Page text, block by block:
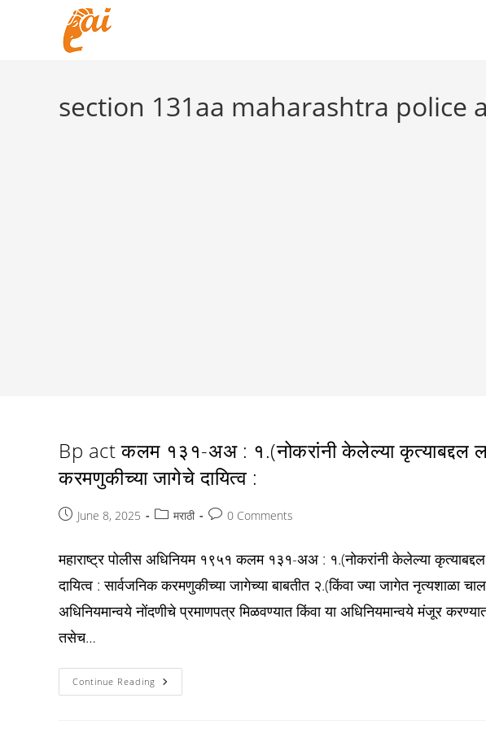
section 131aa maharashtra police
Bp act कलम १३१-अअ : १.(नोकरांनी केलेल्या कृत्याबद्दल
करमणुकीच्या जागेचे दायित्व :
PostJune 8, 2025
Postमराठी
Post0 Comments
महाराष्ट्र पोलीस अधिनियम १९५१ कलम १३१-अअ : १.(नोकरांनी केलेल्या
दायित्व : सार्वजनिक करमणुकीच्या जागेच्या बाबतीत २.(किंवा ज्या जागेत नृत्यशाळा
अधिनियमान्वये नोंदणीचे प्रमाणपत्र मिळवण्यात किंवा या अधिनियमान्वये मंजूर
तसेच…
Continue Reading Bp
Act